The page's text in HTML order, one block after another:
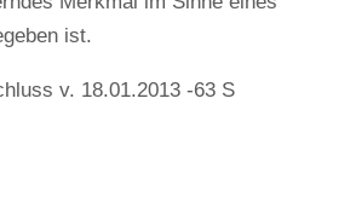
ist.
v. 18.01.2013 -63 S